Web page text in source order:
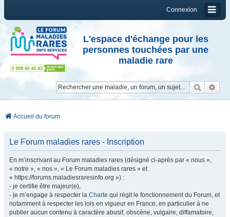
Connexion
L'espace d'échange pour les
personnes touchées par une
maladie rare
Accueil du forum
Le Forum maladies rares - Inscription
En m’inscrivant au Forum maladies rares (désigné ci-après par « nous »,
« notre », « nos », « Le Forum maladies rares » et
« https://forums.maladiesraresinfo.org ») :
- je certifie être majeur(e),
- je m’engage à respecter la Charte qui régit le fonctionnement du Forum, et
notamment à respecter les lois en vigueur en France, en particulier à ne
publier aucun contenu à caractère abusif, obscène, vulgaire, diffamatoire,